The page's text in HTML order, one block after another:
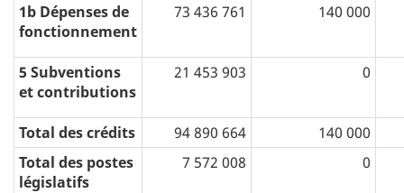
1b Dépenses de
fonctionnement
73 436 761 140 000
5 Subventions
et contributions
21 453 903 0
Total des crédits 94 890 664
140 000
Total des postes
législatifs
7 572 008 0